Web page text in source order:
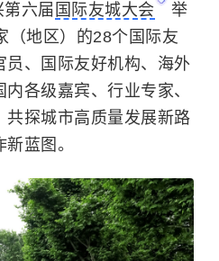
六届 国际友城大会
举
（地区）的28个国际友
员、国际友好机构、海外
各级嘉宾、行业专家、
共探城市高质量发展新路
蓝图。